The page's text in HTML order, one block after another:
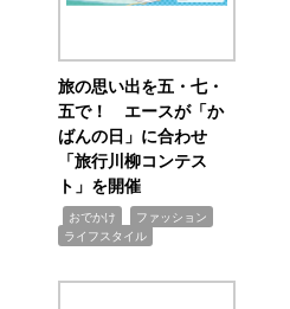
旅の思い出を五・七・
五で！ エースが「か
ばんの日」に合わせ
「旅行川柳コンテス
ト」を開催
おでかけ ファッション
ライフスタイル